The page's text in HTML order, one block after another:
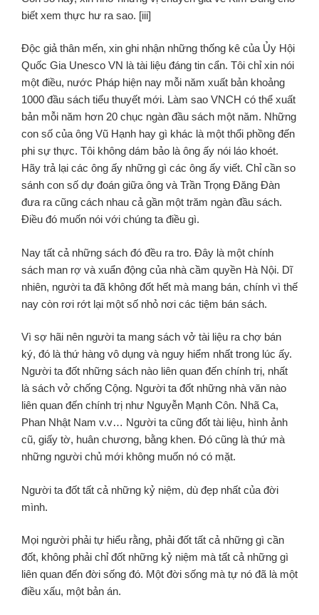
biết xem thực hư ra sao. [iii]
Độc giả thân mến, xin ghi nhận những thống kê của Ủy Hội
Quốc Gia Unesco VN là tài liệu đáng tin cẩn. Tôi chỉ xin nói
một điều, nước Pháp hiện nay mỗi năm xuất bản khoảng
1000 đầu sách tiểu thuyết mới. Làm sao VNCH có thể xuất
bản mỗi năm hơn 20 chục ngàn đầu sách một năm. Những
con số của ông Vũ Hạnh hay gì khác là một thổi phồng đến
phi sự thực. Tôi không dám bảo là ông ấy nói láo khoét.
Hãy trả lại các ông ấy những gì các ông ấy viết. Chỉ cần so
sánh con số dự đoán giữa ông và Trần Trọng Đăng Đàn
đưa ra cũng cách nhau cả gần một trăm ngàn đầu sách.
Điều đó muốn nói với chúng ta điều gì.
Nay tất cả những sách đó đều ra tro. Đây là một chính
sách man rợ và xuẩn động của nhà cầm quyền Hà Nội. Dĩ
nhiên, người ta đã không đốt hết mà mang bán, chính vì thế
nay còn rơi rớt lại một số nhỏ nơi các tiệm bán sách.
Vì sợ hãi nên người ta mang sách vở tài liệu ra chợ bán
ký, đó là thứ hàng vô dụng và nguy hiểm nhất trong lúc ấy.
Người ta đốt những sách nào liên quan đến chính trị, nhất
là sách vở chống Cộng. Người ta đốt những nhà văn nào
liên quan đến chính trị như Nguyễn Mạnh Côn. Nhã Ca,
Phan Nhật Nam v.v… Người ta cũng đốt tài liệu, hình ảnh
cũ, giấy tờ, huân chương, bằng khen. Đó cũng là thứ mà
những người chủ mới không muốn nó có mặt.
Người ta đốt tất cả những kỷ niệm, dù đẹp nhất của đời
mình.
Mọi người phải tự hiểu rằng, phải đốt tất cả những gì cần
đốt, không phải chỉ đốt những kỷ niệm mà tất cả những gì
liên quan đến đời sống đó. Một đời sống mà tự nó đã là một
điều xấu, một bản án.